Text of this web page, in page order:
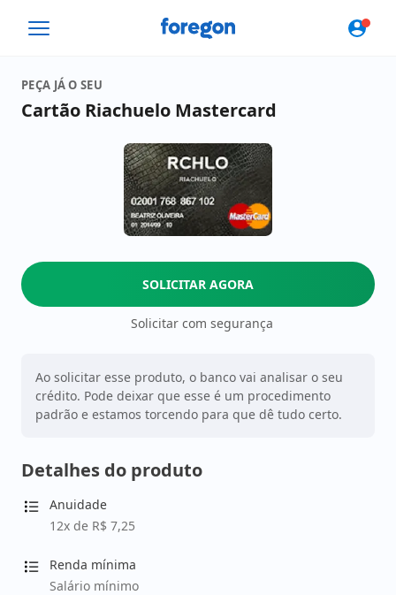
Foregon.com
PEÇA JÁ O SEU
Cartão Riachuelo Mastercard
SOLICITAR AGORA
Solicitar com segurança
Ao solicitar esse produto, o banco vai analisar o seu
crédito. Pode deixar que esse é um procedimento
padrão e estamos torcendo para que dê tudo certo.
Detalhes do produto
Anuidade
12x de R$ 7,25
Renda mínima
Salário mínimo